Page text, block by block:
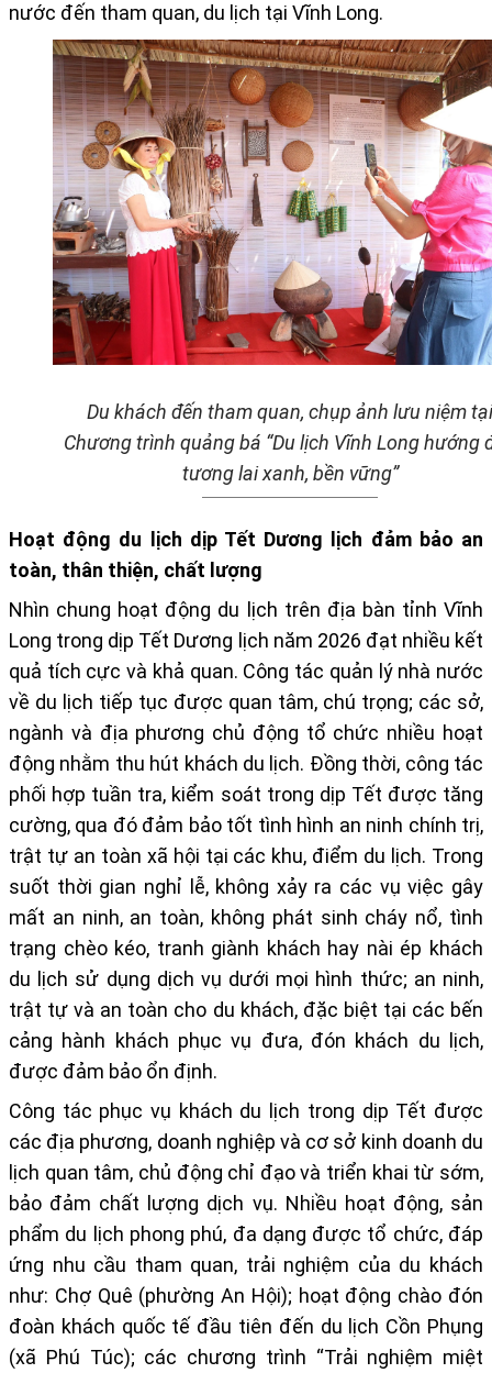
nước đến tham quan, du lịch tại Vĩnh Long.
Du khách đến tham quan, chụp ảnh lưu niệm tại
Chương trình quảng bá “Du lịch Vĩnh Long hướng
tương lai xanh, bền vững”
Hoạt động du lịch dịp Tết Dương lịch đảm bảo an
toàn, thân thiện, chất lượng
Nhìn chung hoạt động du lịch trên địa bàn tỉnh Vĩnh
Long trong dịp Tết Dương lịch năm 2026 đạt nhiều kết
quả tích cực và khả quan. Công tác quản lý nhà nước
về du lịch tiếp tục được quan tâm, chú trọng; các sở,
ngành và địa phương chủ động tổ chức nhiều hoạt
động nhằm thu hút khách du lịch. Đồng thời, công tác
phối hợp tuần tra, kiểm soát trong dịp Tết được tăng
cường, qua đó đảm bảo tốt tình hình an ninh chính trị,
trật tự an toàn xã hội tại các khu, điểm du lịch. Trong
suốt thời gian nghỉ lễ, không xảy ra các vụ việc gây
mất an ninh, an toàn, không phát sinh cháy nổ, tình
trạng chèo kéo, tranh giành khách hay nài ép khách
du lịch sử dụng dịch vụ dưới mọi hình thức; an ninh,
trật tự và an toàn cho du khách, đặc biệt tại các bến
cảng hành khách phục vụ đưa, đón khách du lịch,
được đảm bảo ổn định.
Công tác phục vụ khách du lịch trong dịp Tết được
các địa phương, doanh nghiệp và cơ sở kinh doanh du
lịch quan tâm, chủ động chỉ đạo và triển khai từ sớm,
bảo đảm chất lượng dịch vụ. Nhiều hoạt động, sản
phẩm du lịch phong phú, đa dạng được tổ chức, đáp
ứng nhu cầu tham quan, trải nghiệm của du khách
như: Chợ Quê (phường An Hội); hoạt động chào đón
đoàn khách quốc tế đầu tiên đến du lịch Cồn Phụng
(xã Phú Túc); các chương trình “Trải nghiệm miệt